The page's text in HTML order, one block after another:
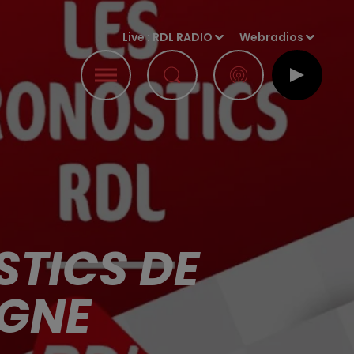
Live : RDL RADIO Webradios
DE